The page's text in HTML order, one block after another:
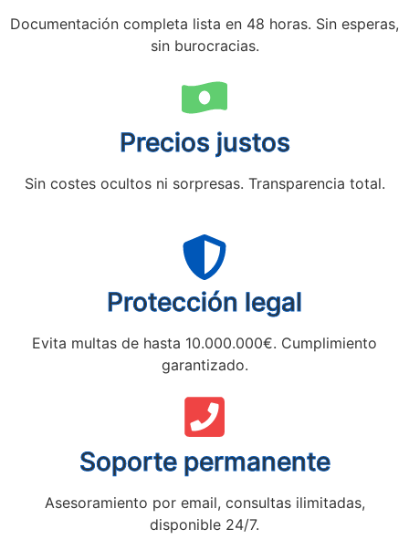
Documentación completa lista en 48 horas. Sin esperas,
sin burocracias.
Precios justos
Sin costes ocultos ni sorpresas. Transparencia total.
Protección legal
Evita multas de hasta 10.000.000€. Cumplimiento
garantizado.
Soporte permanente
Asesoramiento por email, consultas ilimitadas,
disponible 24/7.